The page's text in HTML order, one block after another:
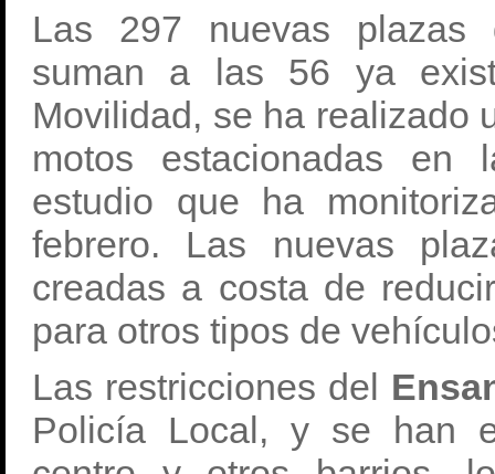
Las 297 nuevas plazas
suman a las 56 ya
Movilidad, se ha realizado
motos estacionadas en
estudio que ha
febrero. Las nuevas
creadas a costa de
para otros tipos de
Las restricciones del
Policía Local, y se han